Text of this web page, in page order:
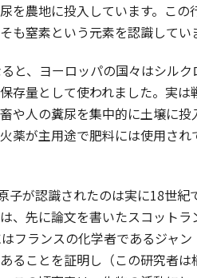
を農地に投入しています。こ
も窒素という元素を認識して
と、ヨーロッパの国々はシル
存量として使われました。実
や人の糞尿を集中的に土壌に
薬が主用途で肥料には使用さ
子が認識されたのは実に18世紀
、先に論文を書いたスコット
フランスの化学者であるジャ
ることを証明し（この研究者